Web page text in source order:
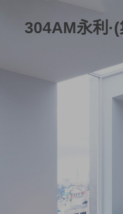
304AM永利